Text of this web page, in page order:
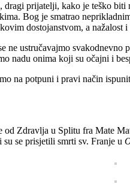
dragi prijatelji, kako je teško
Bog je smatrao
dostojanstvom, a nažalost i
ustručavajmo
nadu onima koji su očajni i
na potpuni i pravi način
od Zdravlja u Splitu fra Mate
se prisjetili smrti sv. Franje u